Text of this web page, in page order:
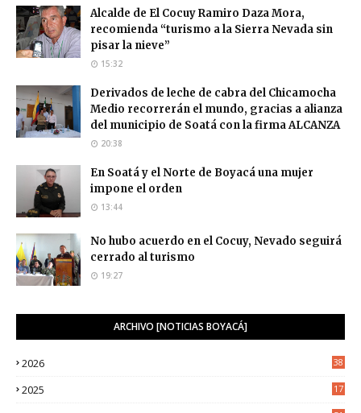
Alcalde de El Cocuy Ramiro Daza Mora,
recomienda “turismo a la Sierra Nevada sin
pisar la nieve”
15:32
Derivados de leche de cabra del Chicamocha
Medio recorrerán el mundo, gracias a alianza
del municipio de Soatá con la firma ALCANZA
20:38
En Soatá y el Norte de Boyacá una mujer
impone el orden
13:44
No hubo acuerdo en el Cocuy, Nevado seguirá
cerrado al turismo
19:27
ARCHIVO [NOTICIAS BOYACÁ]
2026 38
2025
17